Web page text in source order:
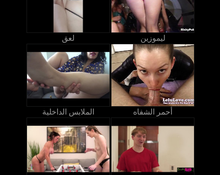
لعق ليموزين
الملابس الداخلية أحمر الشفاه